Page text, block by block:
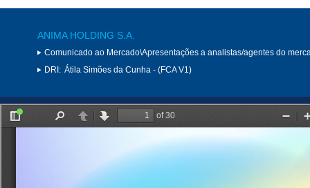
ANIMA HOLDING S.A.
Comunicado ao Mercado\Apresentações a analistas/agentes do
DRI: Átila Simões da Cunha - (FCA V1)